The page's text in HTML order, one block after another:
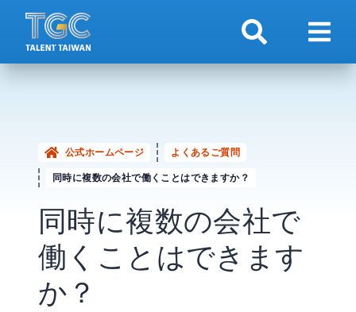
検索 ナビ
公式ホームページ
よくあるご質問
同時に複数の会社で働くことはできますか？
同時に複数の会社で
働くことはできます
か？